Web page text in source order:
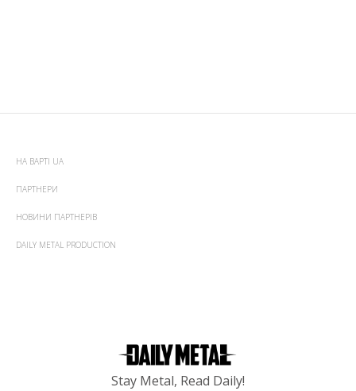
НА ВАРТІ UA
ПАРТНЕРИ
НОВИНИ ПАРТНЕРІВ
DAILY METAL PRODUCTION
Stay Metal, Read Daily!